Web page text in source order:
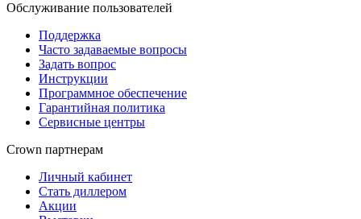
Обслуживание пользователей
Поддержка
Часто задаваемые вопросы
Задать вопрос
Инструкции
Программное обеспечение
Гарантийная политика
Сервисные центры
Crown партнерам
Личный кабинет
Стать диллером
Акции